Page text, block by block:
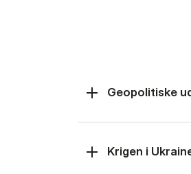
Geopolitiske
Krigen i